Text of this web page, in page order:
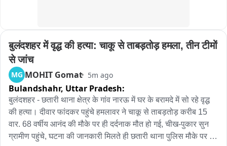
बुलंदशहर में वृद्ध की हत्या: चाकू से ताबड़तोड़ हमला, तीन टीमों
से जांच
MG MOHIT Gomat 5m ago
Bulandshahr, Uttar Pradesh:
बुलंदशहर - छतारी थाना क्षेत्र के गांव नारऊ में घर के बरामदे में सो रहे वृद्ध
की हत्या। दीवार फांदकर पहुंचे हमलावर ने चाकू से ताबड़तोड़ करीब 15
वार. 68 वर्षीय आनंद की मौके पर ही दर्दनाक मौत हो गई, चीख-पुकार सुन
ग्रामीण पहुंचे, घटना की जानकारी मिलते ही छतारी थाना पुलिस मौके पर